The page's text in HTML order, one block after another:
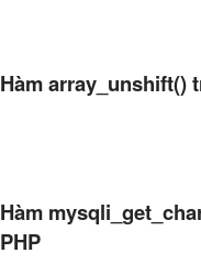
Hàm array_unshift()
Hàm
PHP